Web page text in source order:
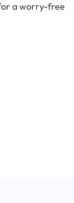
a worry-free